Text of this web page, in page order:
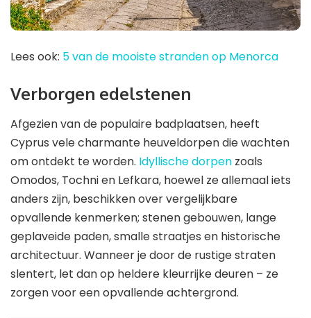
Lees ook: 5 van de mooiste stranden op Menorca
Verborgen edelstenen
Afgezien van de populaire badplaatsen, heeft
Cyprus vele charmante heuveldorpen die wachten
om ontdekt te worden. Idyllische dorpen zoals
Omodos, Tochni en Lefkara, hoewel ze allemaal iets
anders zijn, beschikken over vergelijkbare
opvallende kenmerken; stenen gebouwen, lange
geplaveide paden, smalle straatjes en historische
architectuur. Wanneer je door de rustige straten
slentert, let dan op heldere kleurrijke deuren – ze
zorgen voor een opvallende achtergrond.